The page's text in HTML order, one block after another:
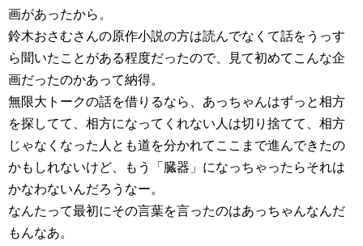
画があったから。
鈴木おさむさんの原作小説の方は読んでなくて話をうっす
ら聞いたことがある程度だったので、見て初めてこんな企
画だったのかあって納得。
無限大トークの話を借りるなら、あっちゃんはずっと相方
を探してて、相方になってくれない人は切り捨てて、相方
じゃなくなった人とも道を分かれてここまで進んできたの
かもしれないけど、もう「臓器」になっちゃったらそれは
かなわないんだろうなー。
なんたって最初にその言葉を言ったのはあっちゃんなんだ
もんなあ。